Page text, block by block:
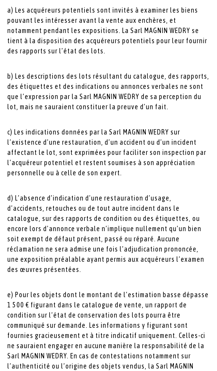
a) Les acquéreurs potentiels sont invités à examiner les biens
pouvant les intéresser avant la vente aux enchères, et
notamment pendant les expositions. La Sarl MAGNIN WEDRY se
tient à la disposition des acquéreurs potentiels pour leur fournir
des rapports sur l’état des lots.
b) Les descriptions des lots résultant du catalogue, des rapports,
des étiquettes et des indications ou annonces verbales ne sont
que l’expression par la Sarl MAGNIN WEDRY de sa perception du
lot, mais ne sauraient constituer la preuve d’un fait.
c) Les indications données par la Sarl MAGNIN WEDRY sur
l’existence d’une restauration, d’un accident ou d’un incident
affectant le lot, sont exprimées pour faciliter son inspection par
l’acquéreur potentiel et restent soumises à son appréciation
personnelle ou à celle de son expert.
d) L’absence d’indication d’une restauration d’usage,
d’accidents, retouches ou de tout autre incident dans le
catalogue, sur des rapports de condition ou des étiquettes, ou
encore lors d’annonce verbale n’implique nullement qu’un bien
soit exempt de défaut présent, passé ou réparé. Aucune
réclamation ne sera admise une fois l’adjudication prononcée,
une exposition préalable ayant permis aux acquéreurs l’examen
des œuvres présentées.
e) Pour les objets dont le montant de l’estimation basse dépasse
1 500 € figurant dans le catalogue de vente, un rapport de
condition sur l’état de conservation des lots pourra être
communiqué sur demande. Les informations y figurant sont
fournies gracieusement et à titre indicatif uniquement. Celles-ci
ne sauraient engager en aucune manière la responsabilité de la
Sarl MAGNIN WEDRY. En cas de contestations notamment sur
l’authenticité ou l’origine des objets vendus, la Sarl MAGNIN